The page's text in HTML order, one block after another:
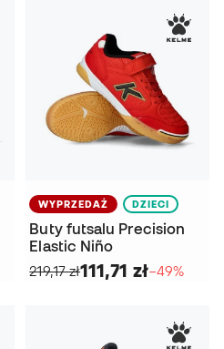
WYPRZEDAŻ DZIECI
Buty futsalu Precision
Elastic Niño
219,17 zł111,71 zł−49%